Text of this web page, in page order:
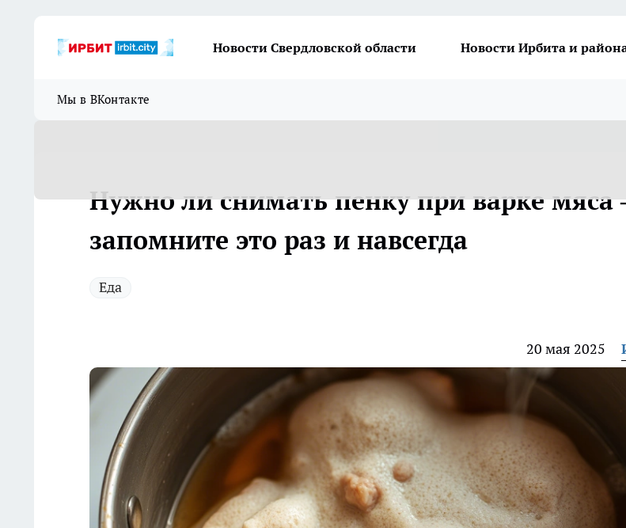
Новости Свердловской области Новости Ирбита и
Мы в ВКонтакте
Нужно ли снимать пенку при варке мяса
запомните это раз и навсегда
Еда
20 мая 2025